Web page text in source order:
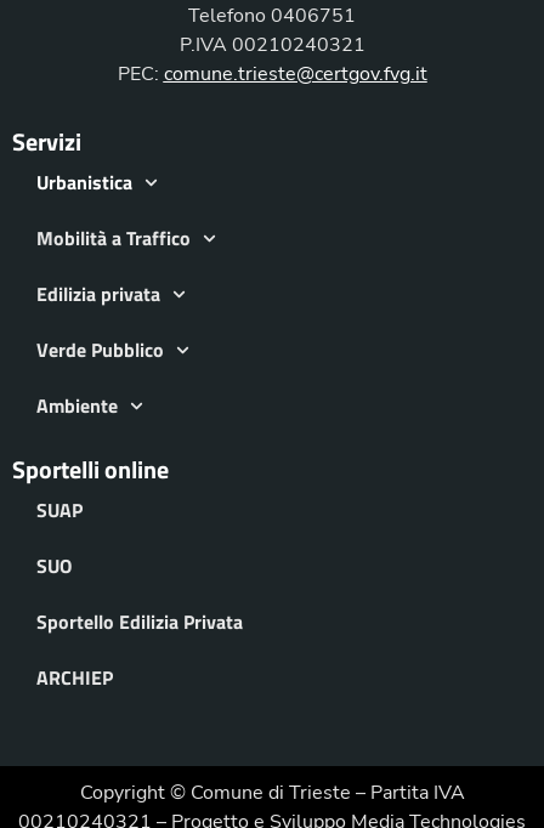
Telefono 0406751
P.IVA 00210240321
PEC: comune.trieste@certgov.fvg.it
Servizi
Urbanistica
Mobilità a Traffico
Edilizia privata
Verde Pubblico
Ambiente
Sportelli online
SUAP
SUO
Sportello Edilizia Privata
ARCHIEP
Copyright © Comune di Trieste – Partita IVA
00210240321 – Progetto e Sviluppo Media Technologies